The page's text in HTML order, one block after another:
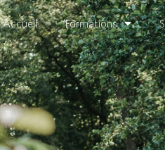
Accueil Formations